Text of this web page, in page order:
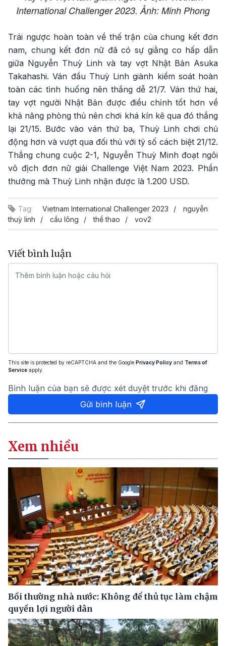
International Challenger 2023. Ảnh: Minh Phong
Trái ngược hoàn toàn về thế trận của chung kết đơn
nam, chung kết đơn nữ đã có sự giằng co hấp dẫn
giữa Nguyễn Thuỳ Linh và tay vợt Nhật Bản Asuka
Takahashi. Ván đầu Thuỳ Linh giành kiểm soát hoàn
toàn các tình huống nên thắng dễ 21/7. Ván thứ hai,
tay vợt người Nhật Bản được điều chỉnh tốt hơn về
khả năng phòng thủ nên chơi khá kín kẽ qua đó thắng
lại 21/15. Bước vào ván thứ ba, Thuỳ Linh chơi chủ
động hơn và vượt qua đối thủ với tỷ số cách biệt 21/12.
Thắng chung cuộc 2-1, Nguyễn Thuỳ Minh đoạt ngôi
vô địch đơn nữ giải Challenge Việt Nam 2023. Phần
thưởng mà Thuỳ Linh nhận được là 1.200 USD.
Tag: Vietnam International Challenger 2023
nguyễn
thuỳ linh
cầu lông thể thao vov2
Viết bình luận
This site is protected by reCAPTCHA and the Google Privacy Policy and Terms of
Service apply.
Bình luận của bạn sẽ được xét duyệt trước khi đăng
Gửi bình luận
Xem nhiều
Bồi thường nhà nước: Không để thủ tục làm chậm
quyền lợi người dân